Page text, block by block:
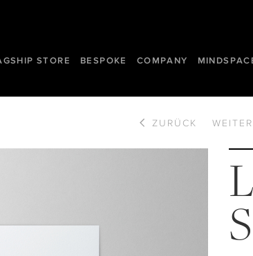
STORE BESPOKE COMPANY
ZURÜCK WEITER